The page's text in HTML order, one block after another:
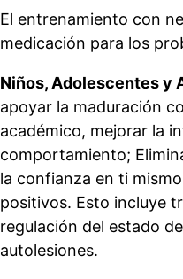
El entrenamiento con
medicación para los
Niños, Adolescentes y
apoyar la maduración
académico, mejorar la
comportamiento;
la confianza en ti
positivos. Esto incluye
regulación del estado
autolesiones.